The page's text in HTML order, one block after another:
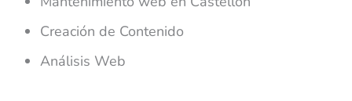
Creación de Contenido
Análisis Web